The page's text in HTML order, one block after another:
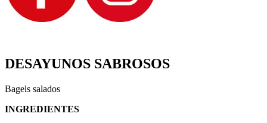
DESAYUNOS SABROSOS
Bagels salados
INGREDIENTES